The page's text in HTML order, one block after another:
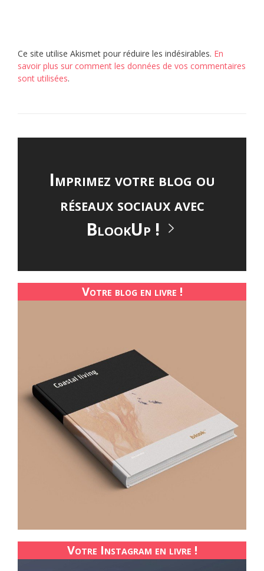
Ce site utilise Akismet pour réduire les indésirables. En
savoir plus sur comment les données de vos commentaires
sont utilisées.
Imprimez votre blog ou
réseaux sociaux avec
BlookUp !
Votre blog en livre !
Votre Instagram en livre !